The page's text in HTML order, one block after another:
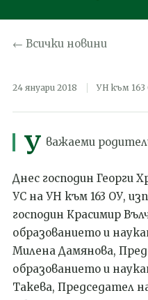
← Всички новини
24 януари 2018 УН към 163
У важаеми
Днес господин Георги
УС на УН към 163 ОУ,
господин Красимир
образованието и
Милена Дамянова,
образованието и
Такева, Председател